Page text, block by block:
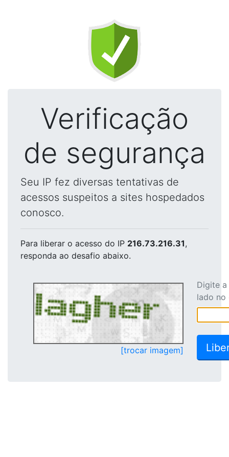
Verificação
de segurança
Seu IP fez diversas tentativas de
acessos suspeitos a sites hospedados
conosco.
Para liberar o acesso do IP 216.73.216.31,
responda ao desafio abaixo.
[trocar imagem]
Digite
lado no